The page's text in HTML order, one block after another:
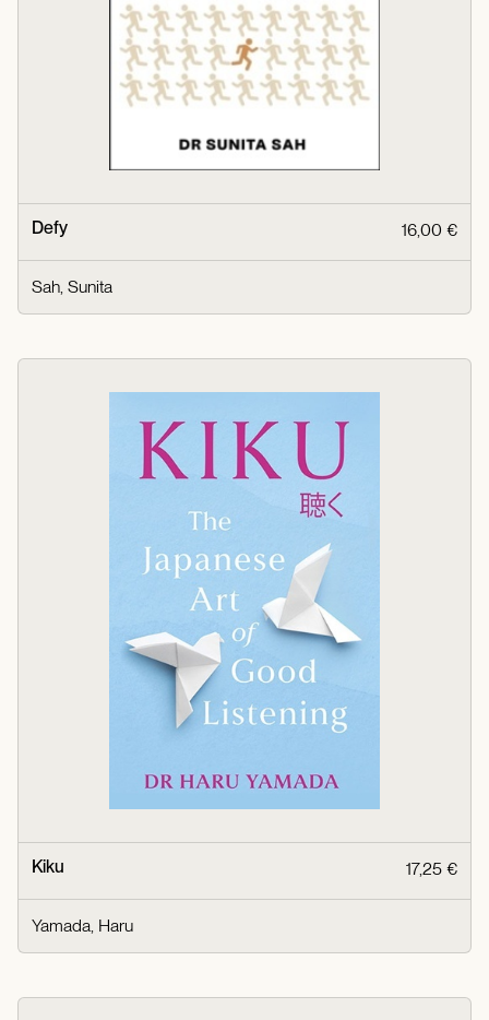
Defy 16,00 €
Sah, Sunita
Kiku 17,25 €
Yamada, Haru